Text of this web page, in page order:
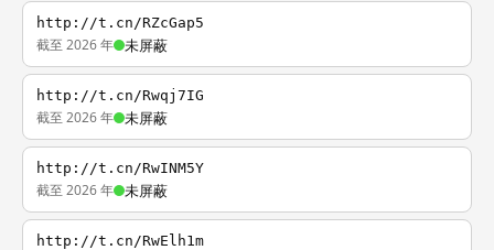
http://t.cn/RZcGap5
截至 2026 年 未屏蔽
http://t.cn/Rwqj7IG
截至 2026 年 未屏蔽
http://t.cn/RwINM5Y
截至 2026 年 未屏蔽
http://t.cn/RwElh1m